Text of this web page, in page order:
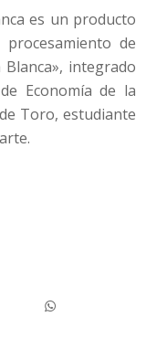
es un producto
de
integrado
Economía de la
Toro, estudiante